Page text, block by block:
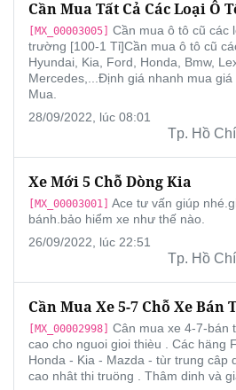
Cần Mua Tất Cả Các Loại Ô
[MX_00003005] Cần mua ô tô cũ các
trường [100-1 Tỉ]Cần mua ô tô cũ
Hyundai, Kia, Ford, Honda, Bmw,
Mercedes,...Định giá nhanh mua
Mua.
28/09/2022, lúc 08:01
Tp. Hồ
Xe Mới 5 Chỗ Dòng Kia
[MX_00003001] Ace tư vấn giúp
bánh.bảo hiểm xe như thế nào.
26/09/2022, lúc 22:51
Tp. Hồ
Cần Mua Xe 5-7 Chỗ Xe Bán
[MX_00002998] Cân mua xe 4-7-bán
cao cho nguoi gioi thièu . Các häng
Honda - Kia - Mazda - tùr trung câp
cao nhât thi truöng . Thâm dinh và